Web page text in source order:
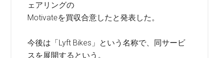
ェアリングの
Motivateを買収合意したと発表した。
今後は「Lyft Bikes」という名称で、同サービ
スを展開するという。